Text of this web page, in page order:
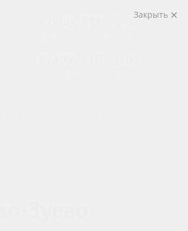
Зуево
Закрыть